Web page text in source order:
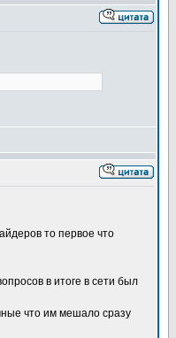
то первое что
в итоге в сети был
что им мешало сразу